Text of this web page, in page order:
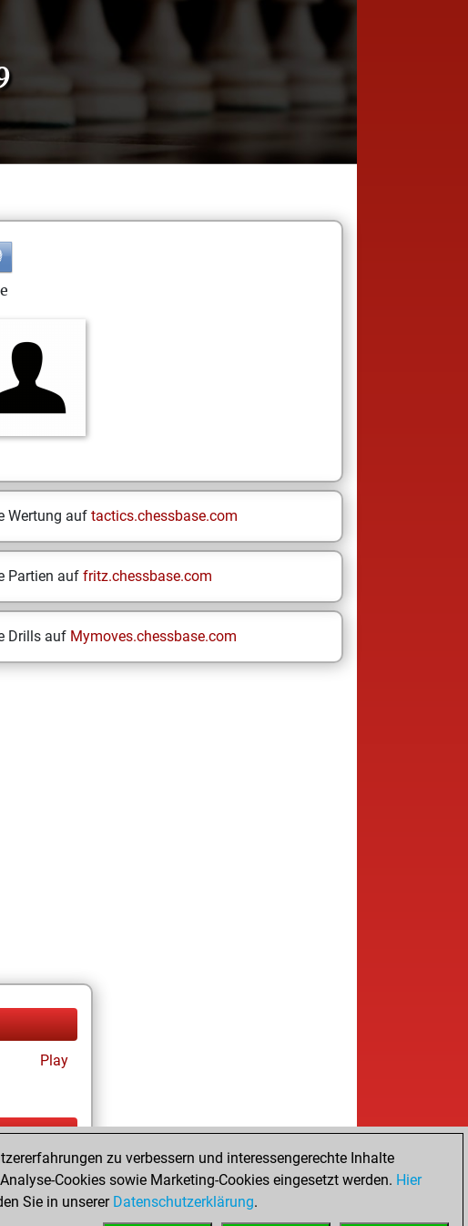
Wertung auf tactics.chessbase.com
Partien auf fritz.chessbase.com
Drills auf Mymoves.chessbase.com
Play
Play
zu verbessern und interessengerechte Inhalte
Cookies sowie Marketing-Cookies eingesetzt werden. Hier
Sie in unserer Datenschutzerklärung.